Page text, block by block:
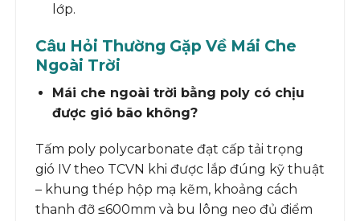
lớp.
Câu Hỏi Thường Gặp Về Mái Che
Ngoài Trời
Mái che ngoài trời bằng poly có chịu
được gió bão không?
Tấm poly polycarbonate đạt cấp tải trọng
gió IV theo TCVN khi được lắp đúng kỹ thuật
– khung thép hộp mạ kẽm, khoảng cách
thanh đỡ ≤600mm và bu lông neo đủ điểm